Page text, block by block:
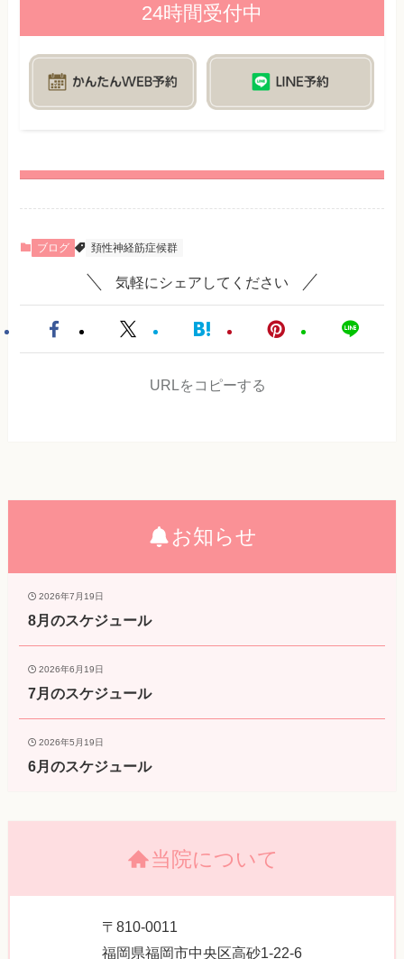
24時間受付中
ブログ 頚性神経筋症候群
気軽にシェアしてください
URLをコピーする
お知らせ
2026年7月19日
8月のスケジュール
2026年6月19日
7月のスケジュール
2026年5月19日
6月のスケジュール
当院について
〒810-0011
福岡県福岡市中央区高砂1-22-6